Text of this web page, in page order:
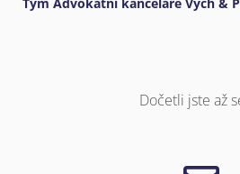
Dočetli jste až